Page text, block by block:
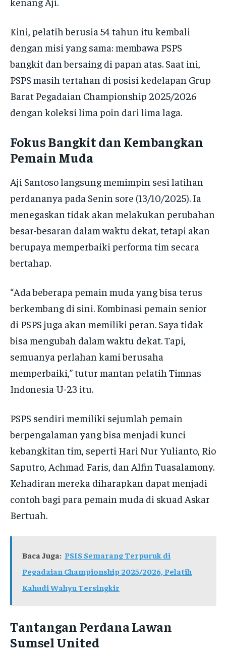
Kini, pelatih berusia 54 tahun itu kembali
dengan misi yang sama: membawa PSPS
bangkit dan bersaing di papan atas. Saat ini,
PSPS masih tertahan di posisi kedelapan Grup
Barat Pegadaian Championship 2025/2026
dengan koleksi lima poin dari lima laga.
Fokus Bangkit dan Kembangkan
Pemain Muda
Aji Santoso langsung memimpin sesi latihan
perdananya pada Senin sore (13/10/2025). Ia
menegaskan tidak akan melakukan perubahan
besar-besaran dalam waktu dekat, tetapi akan
berupaya memperbaiki performa tim secara
bertahap.
“Ada beberapa pemain muda yang bisa terus
berkembang di sini. Kombinasi pemain senior
di PSPS juga akan memiliki peran. Saya tidak
bisa mengubah dalam waktu dekat. Tapi,
semuanya perlahan kami berusaha
memperbaiki,” tutur mantan pelatih Timnas
Indonesia U-23 itu.
PSPS sendiri memiliki sejumlah pemain
berpengalaman yang bisa menjadi kunci
kebangkitan tim, seperti Hari Nur Yulianto, Rio
Saputro, Achmad Faris, dan Alfin Tuasalamony.
Kehadiran mereka diharapkan dapat menjadi
contoh bagi para pemain muda di skuad Askar
Bertuah.
Baca Juga: PSIS Semarang Terpuruk di
Pegadaian Championship 2025/2026, Pelatih
Kahudi Wahyu Tersingkir
Tantangan Perdana Lawan
Sumsel United